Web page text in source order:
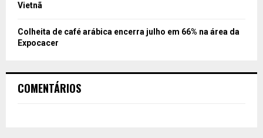
Vietnã
Colheita de café arábica encerra julho em 66% na área da
Expocacer
COMENTÁRIOS